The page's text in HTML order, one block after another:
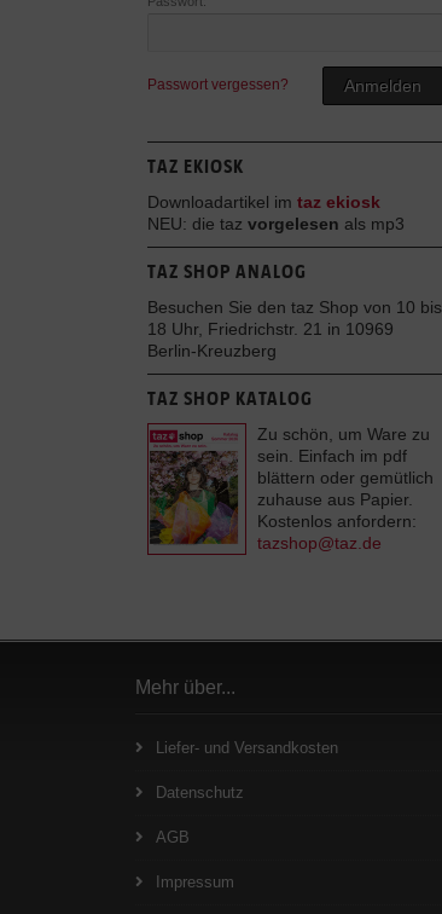
Passwort vergessen? Anmelden
TAZ EKIOSK
Downloadartikel im taz ekiosk
NEU: die taz vorgelesen als mp3
TAZ SHOP ANALOG
Besuchen Sie den taz Shop von 10 bis
18 Uhr, Friedrichstr. 21 in 10969
Berlin-Kreuzberg
TAZ SHOP KATALOG
Zu schön, um Ware zu
sein. Einfach im pdf
blättern oder gemütlich
zuhause aus Papier.
Kostenlos anfordern:
tazshop@taz.de
Mehr über...
Liefer- und Versandkosten
Datenschutz
AGB
Impressum